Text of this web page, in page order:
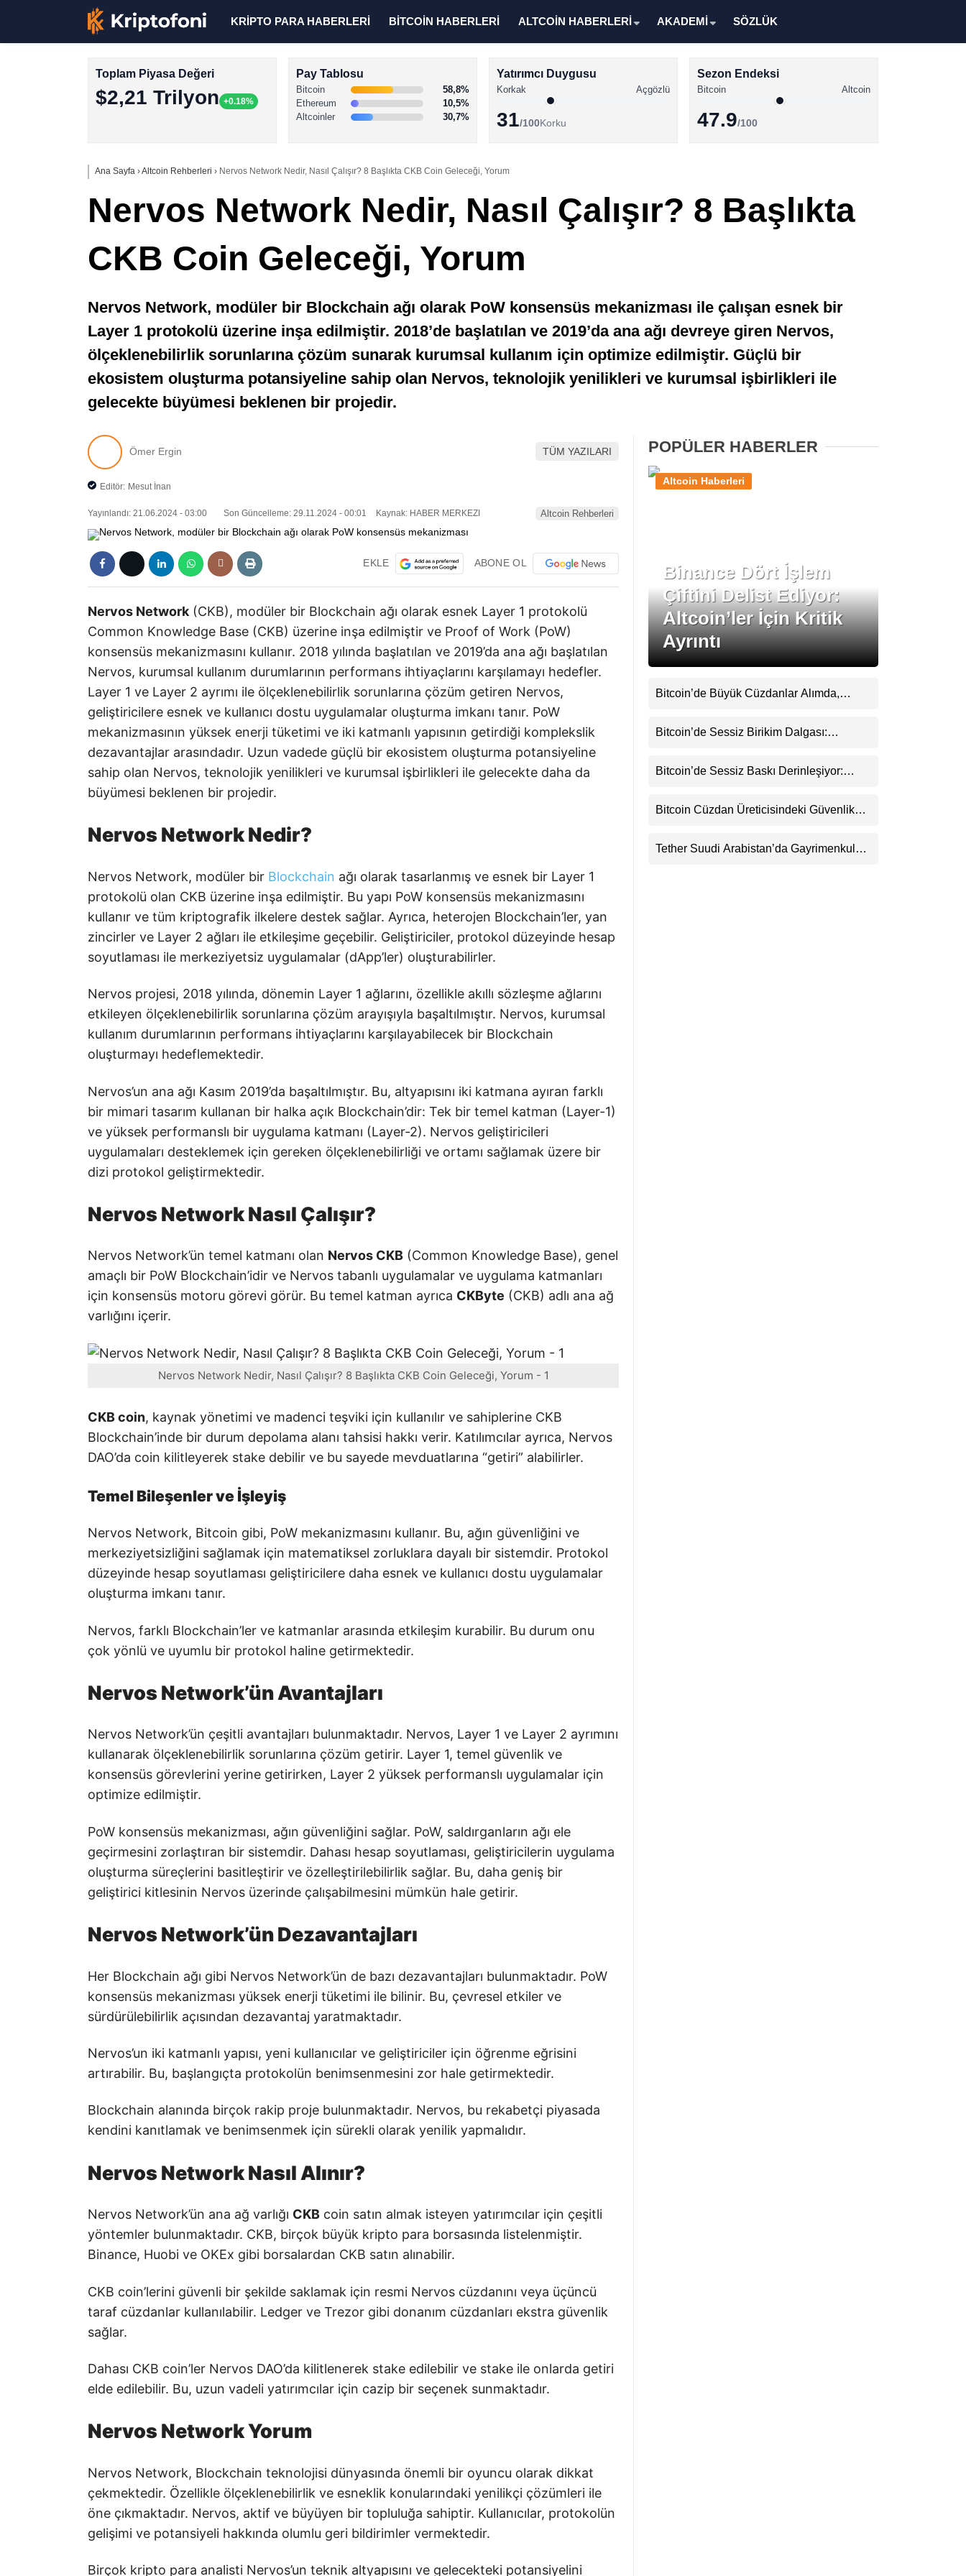
Altcoin Haberleri
Stablecoin Haberleri
KRİPTO PARA HABERLERİ BİTCOİN HABERLERİ ALTCOİN HABERLERİ AKADEMİ SÖZLÜK
Toplam Piyasa Değeri
$2,21 Trilyon +0.18%
Pay Tablosu
Bitcoin
58,8%
Ethereum
10,5%
Altcoinler
30,7%
Yatırımcı Duygusu
Korkak Açgözlü
31/100Korku
Sezon Endeksi
Bitcoin Altcoin
47.9/100
Ana Sayfa ›Altcoin Rehberleri › Nervos Network Nedir, Nasıl Çalışır? 8 Başlıkta CKB Coin Geleceği, Yorum
Nervos Network Nedir, Nasıl Çalışır? 8 Başlıkta
CKB Coin Geleceği, Yorum
Nervos Network, modüler bir Blockchain ağı olarak PoW konsensüs mekanizması ile çalışan esnek bir
Layer 1 protokolü üzerine inşa edilmiştir. 2018’de başlatılan ve 2019’da ana ağı devreye giren Nervos,
ölçeklenebilirlik sorunlarına çözüm sunarak kurumsal kullanım için optimize edilmiştir. Güçlü bir
ekosistem oluşturma potansiyeline sahip olan Nervos, teknolojik yenilikleri ve kurumsal işbirlikleri ile
gelecekte büyümesi beklenen bir projedir.
Ömer Ergin TÜM YAZILARI
Editör: Mesut İnan
Yayınlandı: 21.06.2024 - 03:00 Son Güncelleme: 29.11.2024 - 00:01 Kaynak: HABER MERKEZI Altcoin Rehberleri
EKLE ABONE OL
Nervos Network (CKB), modüler bir Blockchain ağı olarak esnek Layer 1 protokolü
Common Knowledge Base (CKB) üzerine inşa edilmiştir ve Proof of Work (PoW)
konsensüs mekanizmasını kullanır. 2018 yılında başlatılan ve 2019’da ana ağı başlatılan
Nervos, kurumsal kullanım durumlarının performans ihtiyaçlarını karşılamayı hedefler.
Layer 1 ve Layer 2 ayrımı ile ölçeklenebilirlik sorunlarına çözüm getiren Nervos,
geliştiricilere esnek ve kullanıcı dostu uygulamalar oluşturma imkanı tanır. PoW
mekanizmasının yüksek enerji tüketimi ve iki katmanlı yapısının getirdiği komplekslik
dezavantajlar arasındadır. Uzun vadede güçlü bir ekosistem oluşturma potansiyeline
sahip olan Nervos, teknolojik yenilikleri ve kurumsal işbirlikleri ile gelecekte daha da
büyümesi beklenen bir projedir.
Nervos Network Nedir?
Nervos Network, modüler bir Blockchain ağı olarak tasarlanmış ve esnek bir Layer 1
protokolü olan CKB üzerine inşa edilmiştir. Bu yapı PoW konsensüs mekanizmasını
kullanır ve tüm kriptografik ilkelere destek sağlar. Ayrıca, heterojen Blockchain’ler, yan
zincirler ve Layer 2 ağları ile etkileşime geçebilir. Geliştiriciler, protokol düzeyinde hesap
soyutlaması ile merkeziyetsiz uygulamalar (dApp’ler) oluşturabilirler.
Nervos projesi, 2018 yılında, dönemin Layer 1 ağlarını, özellikle akıllı sözleşme ağlarını
etkileyen ölçeklenebilirlik sorunlarına çözüm arayışıyla başaltılmıştır. Nervos, kurumsal
kullanım durumlarının performans ihtiyaçlarını karşılayabilecek bir Blockchain
oluşturmayı hedeflemektedir.
Nervos’un ana ağı Kasım 2019’da başaltılmıştır. Bu, altyapısını iki katmana ayıran farklı
bir mimari tasarım kullanan bir halka açık Blockchain’dir: Tek bir temel katman (Layer-1)
ve yüksek performanslı bir uygulama katmanı (Layer-2). Nervos geliştiricileri
uygulamaları desteklemek için gereken ölçeklenebilirliği ve ortamı sağlamak üzere bir
dizi protokol geliştirmektedir.
Nervos Network Nasıl Çalışır?
Nervos Network’ün temel katmanı olan Nervos CKB (Common Knowledge Base), genel
amaçlı bir PoW Blockchain’idir ve Nervos tabanlı uygulamalar ve uygulama katmanları
için konsensüs motoru görevi görür. Bu temel katman ayrıca CKByte (CKB) adlı ana ağ
varlığını içerir.
Nervos Network Nedir, Nasıl Çalışır? 8 Başlıkta CKB Coin Geleceği, Yorum - 1
CKB coin, kaynak yönetimi ve madenci teşviki için kullanılır ve sahiplerine CKB
Blockchain’inde bir durum depolama alanı tahsisi hakkı verir. Katılımcılar ayrıca, Nervos
DAO’da coin kilitleyerek stake debilir ve bu sayede mevduatlarına “getiri” alabilirler.
Temel Bileşenler ve İşleyiş
Nervos Network, Bitcoin gibi, PoW mekanizmasını kullanır. Bu, ağın güvenliğini ve
merkeziyetsizliğini sağlamak için matematiksel zorluklara dayalı bir sistemdir. Protokol
düzeyinde hesap soyutlaması geliştiricilere daha esnek ve kullanıcı dostu uygulamalar
oluşturma imkanı tanır.
Nervos, farklı Blockchain’ler ve katmanlar arasında etkileşim kurabilir. Bu durum onu
çok yönlü ve uyumlu bir protokol haline getirmektedir.
Nervos Network’ün Avantajları
Nervos Network’ün çeşitli avantajları bulunmaktadır. Nervos, Layer 1 ve Layer 2 ayrımını
kullanarak ölçeklenebilirlik sorunlarına çözüm getirir. Layer 1, temel güvenlik ve
konsensüs görevlerini yerine getirirken, Layer 2 yüksek performanslı uygulamalar için
optimize edilmiştir.
PoW konsensüs mekanizması, ağın güvenliğini sağlar. PoW, saldırganların ağı ele
geçirmesini zorlaştıran bir sistemdir. Dahası hesap soyutlaması, geliştiricilerin uygulama
oluşturma süreçlerini basitleştirir ve özelleştirilebilirlik sağlar. Bu, daha geniş bir
geliştirici kitlesinin Nervos üzerinde çalışabilmesini mümkün hale getirir.
Nervos Network’ün Dezavantajları
Her Blockchain ağı gibi Nervos Network’ün de bazı dezavantajları bulunmaktadır. PoW
konsensüs mekanizması yüksek enerji tüketimi ile bilinir. Bu, çevresel etkiler ve
sürdürülebilirlik açısından dezavantaj yaratmaktadır.
Nervos’un iki katmanlı yapısı, yeni kullanıcılar ve geliştiriciler için öğrenme eğrisini
artırabilir. Bu, başlangıçta protokolün benimsenmesini zor hale getirmektedir.
Blockchain alanında birçok rakip proje bulunmaktadır. Nervos, bu rekabetçi piyasada
kendini kanıtlamak ve benimsenmek için sürekli olarak yenilik yapmalıdır.
Nervos Network Nasıl Alınır?
Nervos Network’ün ana ağ varlığı CKB coin satın almak isteyen yatırımcılar için çeşitli
yöntemler bulunmaktadır. CKB, birçok büyük kripto para borsasında listelenmiştir.
Binance, Huobi ve OKEx gibi borsalardan CKB satın alınabilir.
CKB coin’lerini güvenli bir şekilde saklamak için resmi Nervos cüzdanını veya üçüncü
taraf cüzdanlar kullanılabilir. Ledger ve Trezor gibi donanım cüzdanları ekstra güvenlik
sağlar.
Dahası CKB coin’ler Nervos DAO’da kilitlenerek stake edilebilir ve stake ile onlarda getiri
elde edilebilir. Bu, uzun vadeli yatırımcılar için cazip bir seçenek sunmaktadır.
Nervos Network Yorum
Nervos Network, Blockchain teknolojisi dünyasında önemli bir oyuncu olarak dikkat
çekmektedir. Özellikle ölçeklenebilirlik ve esneklik konularındaki yenilikçi çözümleri ile
öne çıkmaktadır. Nervos, aktif ve büyüyen bir topluluğa sahiptir. Kullanıcılar, protokolün
gelişimi ve potansiyeli hakkında olumlu geri bildirimler vermektedir.
Birçok kripto para analisti Nervos’un teknik altyapısını ve gelecekteki potansiyelini
POPÜLER HABERLER
Binance Dört İşlem
Çiftini Delist Ediyor:
Altcoin’ler İçin Kritik
Ayrıntı
Altcoin Haberleri
Bitcoin’de Büyük Cüzdanlar Alımda,
Dolar Senaryosuna mı Hazırlanıyor?
Bitcoin’de Sessiz Birikim Dalgası:
Toplarken ETF’lere 750 Milyon Dolar Aktı
Bitcoin’de Sessiz Baskı Derinleşiyor:
Henüz Yok
Bitcoin Cüzdan Üreticisindeki Güvenlik
Belirsizliğini Koruyor
Tether Suudi Arabistan’da Gayrimenkul